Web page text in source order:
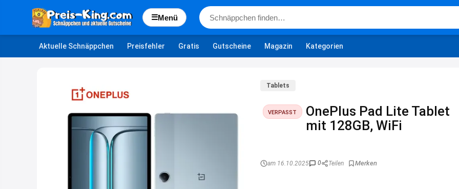
☰Menü
Aktuelle Schnäppchen Preisfehler Gratis Gutscheine Magazin Kategorien
Tablets
VERPASST
OnePlus Pad Lite Tablet
mit 128GB, WiFi
am 16.10.2025 0 Teilen